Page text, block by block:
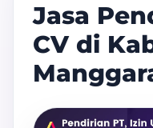
Jasa
CV di